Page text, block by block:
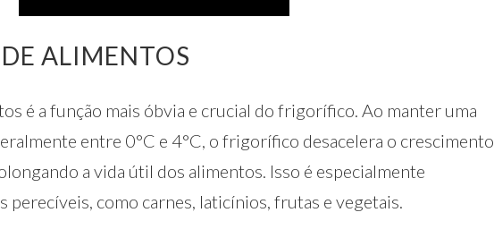
ALIMENTOS
é a função mais óbvia e crucial do frigorífico. Ao manter uma
entre 0°C e 4°C, o frigorífico desacelera o crescimento
a vida útil dos alimentos. Isso é especialmente
como carnes, laticínios, frutas e vegetais.